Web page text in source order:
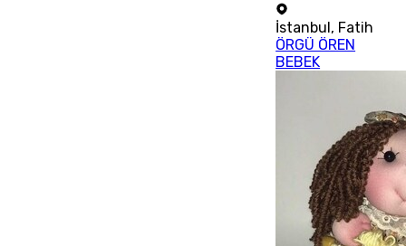
İstanbul, Fatih
ÖRGÜ ÖREN
BEBEK